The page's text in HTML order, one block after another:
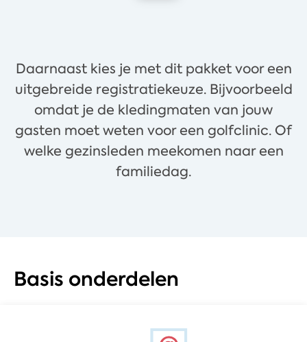
Daarnaast kies je met dit pakket voor een
uitgebreide registratiekeuze. Bijvoorbeeld
omdat je de kledingmaten van jouw
gasten moet weten voor een golfclinic. Of
welke gezinsleden meekomen naar een
familiedag.
Basis onderdelen